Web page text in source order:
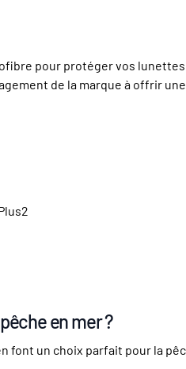
pour protéger vos
de la marque à offrir
en mer ?
un choix parfait pour la